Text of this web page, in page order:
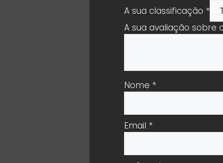
A sua classificação *
A sua avaliação sobre
Nome *
Email *